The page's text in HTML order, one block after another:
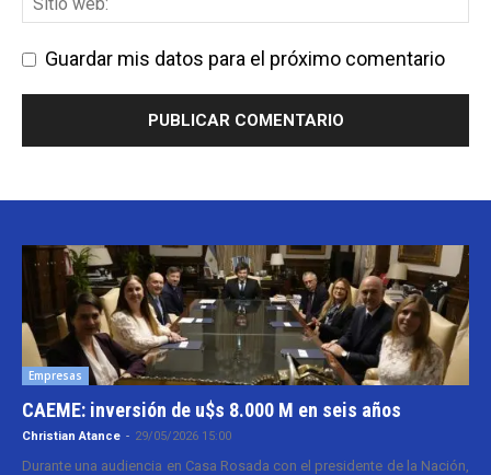
Guardar mis datos para el próximo comentario
Empresas
CAEME: inversión de u$s 8.000 M en seis años
Christian Atance - 29/05/2026 15:00
Durante una audiencia en Casa Rosada con el presidente de la Nación,